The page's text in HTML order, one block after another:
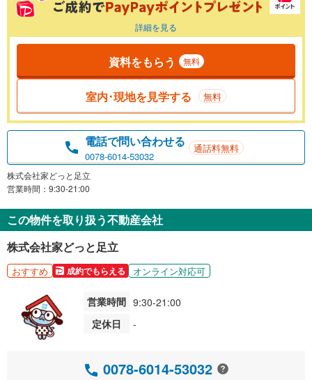
詳細を見る
資料をもらう 無料
室内･現地を見学する 無料
電話で問い合わせる
0078-6014-53032
通話料無料
株式会社家どっと足立
営業時間：9:30-21:00
この物件を取り扱う不動産会社
株式会社家どっと足立
おすすめ 成約でもらえる オンライン対応可
営業時間 9:30-21:00
定休日
-
0078-6014-53032